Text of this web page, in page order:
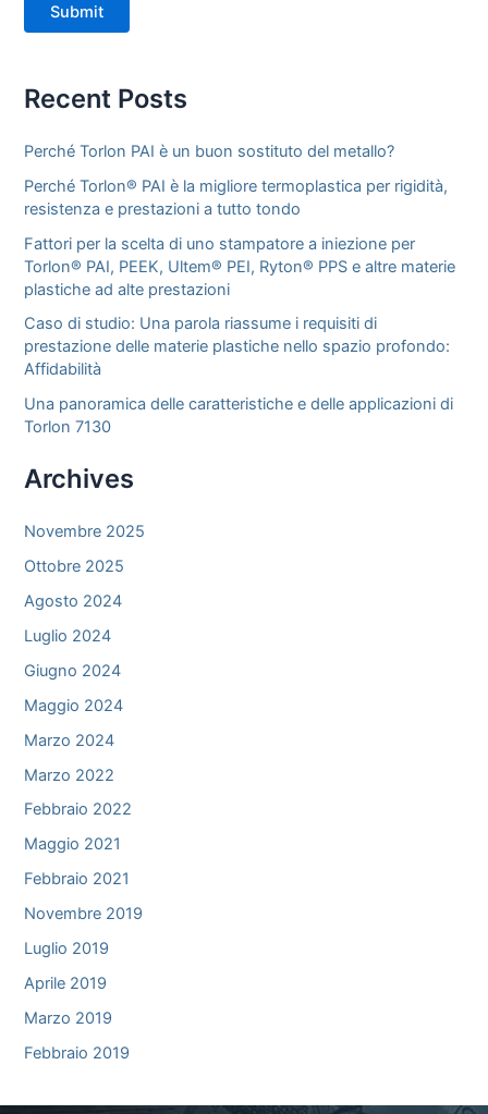
Submit
Recent Posts
Perché Torlon PAI è un buon sostituto del metallo?
Perché Torlon® PAI è la migliore termoplastica per rigidità,
resistenza e prestazioni a tutto tondo
Fattori per la scelta di uno stampatore a iniezione per
Torlon® PAI, PEEK, Ultem® PEI, Ryton® PPS e altre materie
plastiche ad alte prestazioni
Caso di studio: Una parola riassume i requisiti di
prestazione delle materie plastiche nello spazio profondo:
Affidabilità
Una panoramica delle caratteristiche e delle applicazioni di
Torlon 7130
Archives
Novembre 2025
Ottobre 2025
Agosto 2024
Luglio 2024
Giugno 2024
Maggio 2024
Marzo 2024
Marzo 2022
Febbraio 2022
Maggio 2021
Febbraio 2021
Novembre 2019
Luglio 2019
Aprile 2019
Marzo 2019
Febbraio 2019